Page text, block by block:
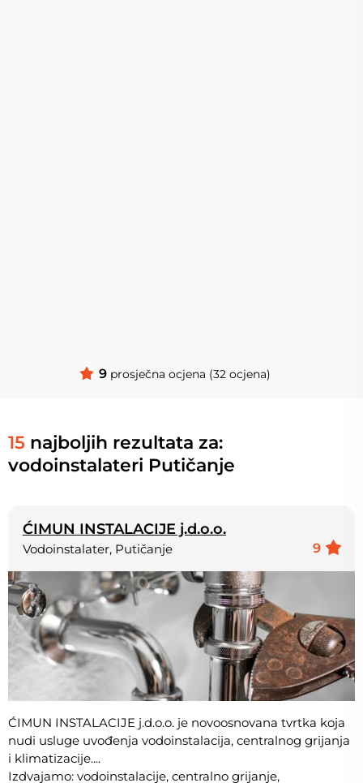
9prosječna ocjena (32 ocjena)
15 najboljih rezultata za:
vodoinstalateri Putičanje
ĆIMUN INSTALACIJE j.d.o.o.
9
Vodoinstalater, Putičanje
ĆIMUN INSTALACIJE j.d.o.o. je novoosnovana tvrtka koja
nudi usluge uvođenja vodoinstalacija, centralnog grijanja
i klimatizacije....
Izdvajamo: vodoinstalacije, centralno grijanje,